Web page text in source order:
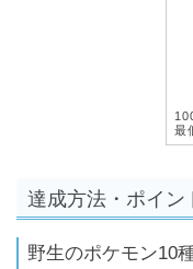
最
達成方法・ポイン
野生のポケモン10